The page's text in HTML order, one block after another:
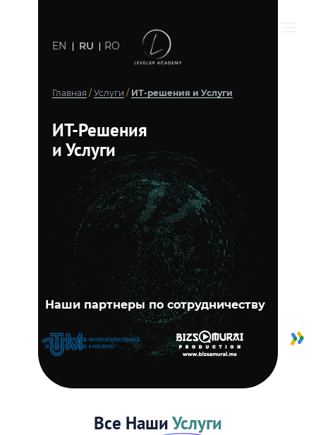
EN RO
RU
Главная / Услуги / ИТ-решения и Услуги
ИТ-Решения
и Услуги
Наши партнеры по сотрудничеству
Все НашиУслуги